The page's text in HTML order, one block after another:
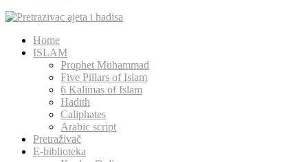
Home
ISLAM
Prophet Muhammad
Five Pillars of Islam
6 Kalimas of Islam
Hadith
Caliphates
Arabic script
Pretraživač
E-biblioteka